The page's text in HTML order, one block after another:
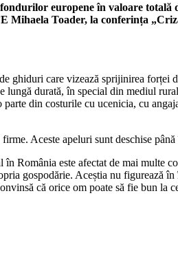
europene în valoare totală
Mihaela Toader, la conferința
ghiduri care vizează sprijinirea forței
durată, în special din mediul
din costurile cu ucenicia, cu
Aceste apeluri sunt deschise
România este afectat de mai multe
gospodărie. Aceștia nu figurează
că orice om poate să fie bun la